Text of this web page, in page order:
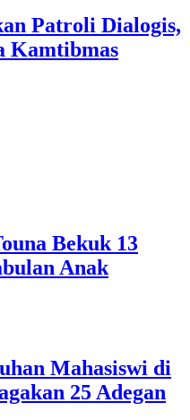
Patroli Dialogis,
Kamtibmas
Bekuk 13
Anak
Mahasiswi di
25 Adegan